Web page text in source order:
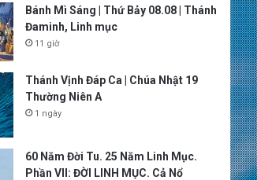
Bánh Mì Sáng | Thứ Bảy 08.08 | Thánh
Đaminh, Linh mục
11 giờ
Thánh Vịnh Đáp Ca | Chúa Nhật 19
Thường Niên A
1 ngày
60 Năm Đời Tu. 25 Năm Linh Mục.
Phần VII: ĐỜI LINH MỤC. Cả Nổ